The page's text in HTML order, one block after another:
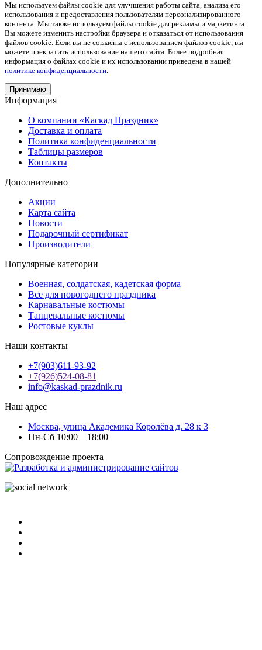
Мы используем файлы cookie для улучшения работы сайта, анализа его
использования и предоставления пользователям персонализированного
контента. Мы также используем файлы cookie для рекламы и маркетинга.
Вы можете изменить настройки браузера и отказаться от использования
файлов cookie. Если вы не согласны с использованием файлов cookie, вы
можете прекратить использование нашего сайта. Более подробная
информация о файлах cookie и их использовании приведена в нашей
политике конфиденциальности.
Принимаю
Информация
О компании «Каскад Праздник»
Доставка и оплата
Политика конфиденциальности
Таблицы размеров
Контакты
Дополнительно
Акции
Карта сайта
Новости
Подарочный сертификат
Производители
Популярные категории
Военная, солдатская, кадетская форма
Все для новогоднего праздника
Карнавальные костюмы
Танцевальные костюмы
Ростовые куклы
Наши контакты
+7(903)611-93-92
+7(926)524-08-81
info@kaskad-prazdnik.ru
Наш адрес
Москва, улица Академика Королёва д. 28 к 3
Пн-Сб 10:00—18:00
Сопровождение проекта